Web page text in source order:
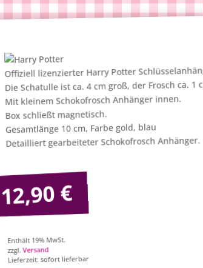
Offiziell lizenzierter Harry Potter
Die Schatulle ist ca. 4 cm groß, der Frosch ca. 1
Mit kleinem Schokofrosch Anhänger innen.
Box schließt magnetisch.
Gesamtlänge 10 cm, Farbe gold, blau
Detailliert gearbeiteter Schokofrosch Anhänger.
12,90€
Enthält 19% MwSt.
zzgl.Versand
Lieferzeit: sofort lieferbar